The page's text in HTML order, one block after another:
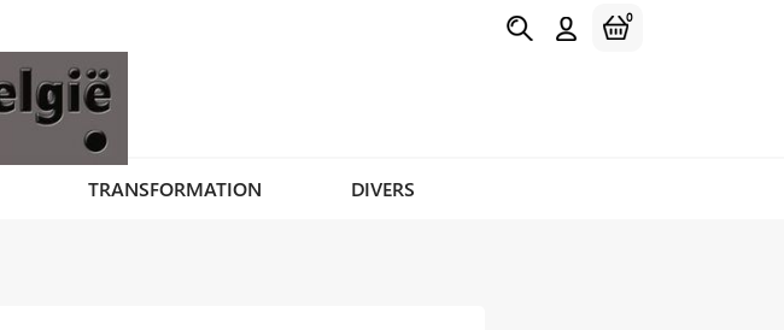
0
TRANSFORMATION DIVERS